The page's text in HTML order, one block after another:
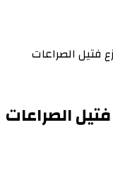
فتيل الصراعات
فتيل الصراعات